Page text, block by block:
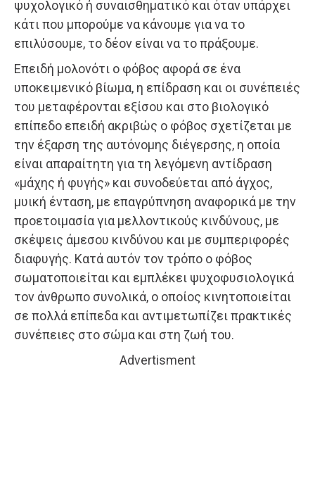
ψυχολογικό ή συναισθηματικό και όταν υπάρχει
κάτι που μπορούμε να κάνουμε για να το
επιλύσουμε, το δέον είναι να το πράξουμε.
Επειδή μολονότι ο φόβος αφορά σε ένα
υποκειμενικό βίωμα, η επίδραση και οι συνέπειές
του μεταφέρονται εξίσου και στο βιολογικό
επίπεδο επειδή ακριβώς ο φόβος σχετίζεται με
την έξαρση της αυτόνομης διέγερσης, η οποία
είναι απαραίτητη για τη λεγόμενη αντίδραση
«μάχης ή φυγής» και συνοδεύεται από άγχος,
μυική ένταση, με επαγρύπνηση αναφορικά με την
προετοιμασία για μελλοντικούς κινδύνους, με
σκέψεις άμεσου κινδύνου και με συμπεριφορές
διαφυγής. Κατά αυτόν τον τρόπο ο φόβος
σωματοποιείται και εμπλέκει ψυχοφυσιολογικά
τον άνθρωπο συνολικά, ο οποίος κινητοποιείται
σε πολλά επίπεδα και αντιμετωπίζει πρακτικές
συνέπειες στο σώμα και στη ζωή του.
Advertisment